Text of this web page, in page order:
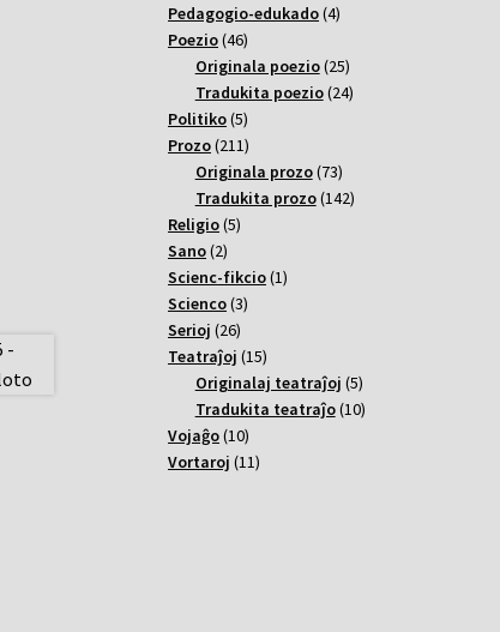
varoj
Pedagogio-edukado 44
Poezio 4646
varoj
Originala poezio 2525
varoj
Tradukita poezio 2424
Politiko 55
varoj
Prozo 211211
varoj
Originala prozo 7373
varoj
Tradukita prozo 142142
Religio 55
Sano 22
varoj
Scienc-fikcio 11
Scienco 33
Serioj 2626
varoj
Teatraĵoj 1515
varoj
Originalaj teatraĵoj 55
varoj
Tradukita teatraĵo 1010
Vojaĝo 1010
varoj
Vortaroj 1111